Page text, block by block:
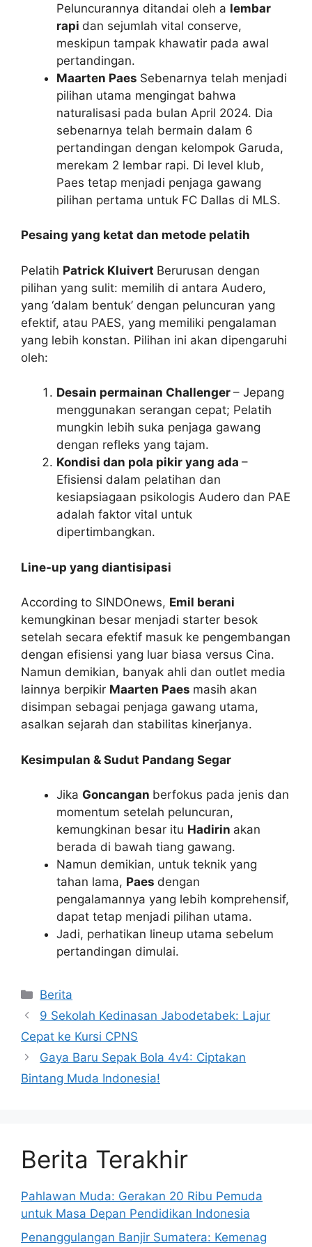
Peluncurannya ditandai oleh a lembar
rapi dan sejumlah vital conserve,
meskipun tampak khawatir pada awal
pertandingan.
Maarten Paes Sebenarnya telah menjadi
pilihan utama mengingat bahwa
naturalisasi pada bulan April 2024. Dia
sebenarnya telah bermain dalam 6
pertandingan dengan kelompok Garuda,
merekam 2 lembar rapi. Di level klub,
Paes tetap menjadi penjaga gawang
pilihan pertama untuk FC Dallas di MLS.
Pesaing yang ketat dan metode pelatih
Pelatih Patrick Kluivert Berurusan dengan
pilihan yang sulit: memilih di antara Audero,
yang ‘dalam bentuk’ dengan peluncuran yang
efektif, atau PAES, yang memiliki pengalaman
yang lebih konstan. Pilihan ini akan dipengaruhi
oleh:
Desain permainan Challenger – Jepang
menggunakan serangan cepat; Pelatih
mungkin lebih suka penjaga gawang
dengan refleks yang tajam.
Kondisi dan pola pikir yang ada –
Efisiensi dalam pelatihan dan
kesiapsiagaan psikologis Audero dan PAE
adalah faktor vital untuk
dipertimbangkan.
Line-up yang diantisipasi
According to SINDOnews, Emil berani
kemungkinan besar menjadi starter besok
setelah secara efektif masuk ke pengembangan
dengan efisiensi yang luar biasa versus Cina.
Namun demikian, banyak ahli dan outlet media
lainnya berpikir Maarten Paes masih akan
disimpan sebagai penjaga gawang utama,
asalkan sejarah dan stabilitas kinerjanya.
Kesimpulan & Sudut Pandang Segar
Jika Goncangan berfokus pada jenis dan
momentum setelah peluncuran,
kemungkinan besar itu Hadirin akan
berada di bawah tiang gawang.
Namun demikian, untuk teknik yang
tahan lama, Paes dengan
pengalamannya yang lebih komprehensif,
dapat tetap menjadi pilihan utama.
Jadi, perhatikan lineup utama sebelum
pertandingan dimulai.
Kategori
Berita
9 Sekolah Kedinasan Jabodetabek: Lajur
Cepat ke Kursi CPNS
Gaya Baru Sepak Bola 4v4: Ciptakan
Bintang Muda Indonesia!
Berita Terakhir
Pahlawan Muda: Gerakan 20 Ribu Pemuda
untuk Masa Depan Pendidikan Indonesia
Penanggulangan Banjir Sumatera: Kemenag